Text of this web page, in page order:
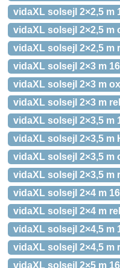
vidaXL solsejl 2×2,5 m
vidaXL solsejl 2×2,5
vidaXL solsejl 2×2,5
vidaXL solsejl 2×3 m
vidaXL solsejl 2×3 m
vidaXL solsejl 2×3 m
vidaXL solsejl 2×3,5 m
vidaXL solsejl 2×3,5 m
vidaXL solsejl 2×3,5
vidaXL solsejl 2×3,5
vidaXL solsejl 2×4 m
vidaXL solsejl 2×4 m
vidaXL solsejl 2×4,5 m
vidaXL solsejl 2×4,5
vidaXL solsejl 2×5 m